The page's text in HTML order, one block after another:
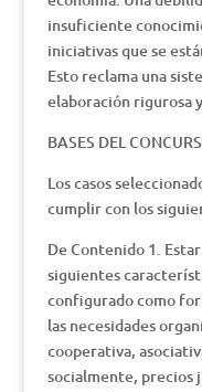
insuficiente
iniciativas que se
Esto reclama una
elaboración rigurosa
BASES DEL
Los casos
cumplir con los
De Contenido 1.
siguientes
configurado como
las necesidades
cooperativa,
socialmente, precios